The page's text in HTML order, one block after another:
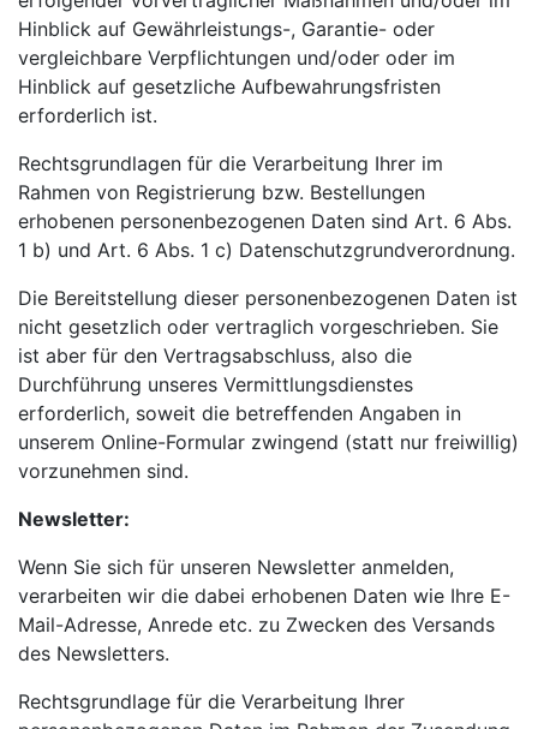
Hinblick auf Gewährleistungs-, Garantie- oder
vergleichbare Verpflichtungen und/oder oder im
Hinblick auf gesetzliche Aufbewahrungsfristen
erforderlich ist.
Rechtsgrundlagen für die Verarbeitung Ihrer im
Rahmen von Registrierung bzw. Bestellungen
erhobenen personenbezogenen Daten sind Art. 6 Abs.
1 b) und Art. 6 Abs. 1 c) Datenschutzgrundverordnung.
Die Bereitstellung dieser personenbezogenen Daten ist
nicht gesetzlich oder vertraglich vorgeschrieben. Sie
ist aber für den Vertragsabschluss, also die
Durchführung unseres Vermittlungsdienstes
erforderlich, soweit die betreffenden Angaben in
unserem Online-Formular zwingend (statt nur freiwillig)
vorzunehmen sind.
Newsletter:
Wenn Sie sich für unseren Newsletter anmelden,
verarbeiten wir die dabei erhobenen Daten wie Ihre E-
Mail-Adresse, Anrede etc. zu Zwecken des Versands
des Newsletters.
Rechtsgrundlage für die Verarbeitung Ihrer